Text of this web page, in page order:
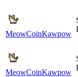
MeowCoinKawpow
MeowCoinKawpow